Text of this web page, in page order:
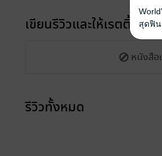
เขียนรีวิวและให้เรตติ้ง
หนังสือ
รีวิวทั้งหมด
สุดฟิน